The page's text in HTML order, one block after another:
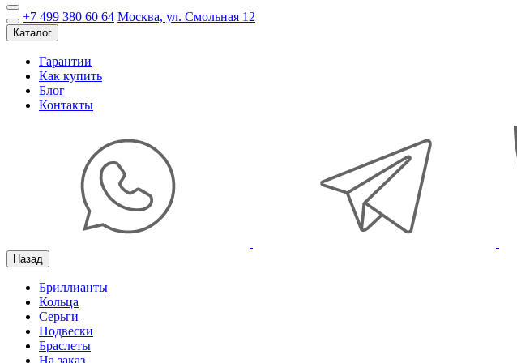
+7 499 380 60 64 Москва, ул. Смольная 12
Каталог
Гарантии
Как купить
Блог
Контакты
Назад
Бриллианты
Кольца
Серьги
Подвески
Браслеты
На заказ